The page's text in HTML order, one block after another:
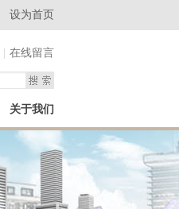
设为首页
在线留言
关于我们